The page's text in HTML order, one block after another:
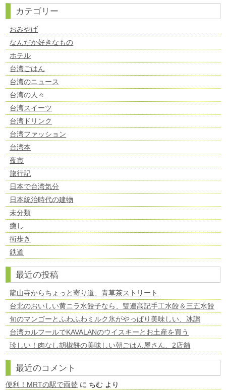
カテゴリー
おみやげ
なんだか好きなもの
ホテル
台湾ごはん
台湾のニュース
台湾の人々
台湾スイーツ
台湾ドリンク
台湾ファッション
台湾本
夜市
旅行記
日本で台湾気分
日本統治時代の建物
未分類
癒し
街歩き
鉄道
最近の投稿
龍山寺からちょっと寄り道、青草茶ストリート
台北のおいしい黄ニラ水餃子なら、雙連高記手工水餃＆三五水餃
旬のマンゴーとふわふわミルク氷がやっぱり美味しい、冰讃
台湾カルフールでKAVALANのウイスキーとお土産を買う
珍しい！肉なし胡椒餅の美味しい朝ごはん屋さん、2店舗
最近のコメント
便利！MRTの駅で両替 に ちむ より